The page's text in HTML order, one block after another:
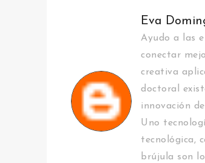
Eva
Ayudo a las
conectar
creativa
doctoral
innovación
Uno
tecnológica,
brújula son